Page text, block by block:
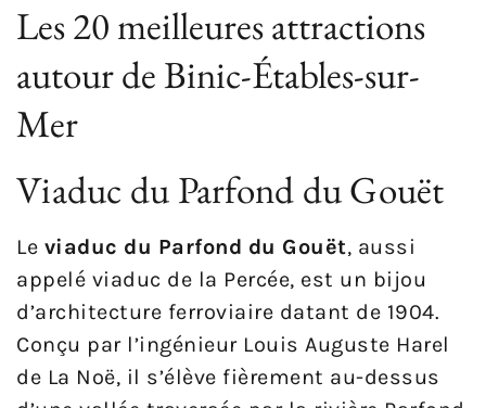
Les 20 meilleures attractions
autour de Binic-Étables-sur-
Mer
Viaduc du Parfond du Gouët
Le viaduc du Parfond du Gouët, aussi
appelé viaduc de la Percée, est un bijou
d’architecture ferroviaire datant de 1904.
Conçu par l’ingénieur Louis Auguste Harel
de La Noë, il s’élève fièrement au-dessus